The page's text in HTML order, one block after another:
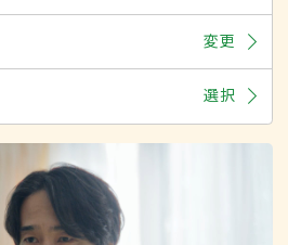
変更
選択